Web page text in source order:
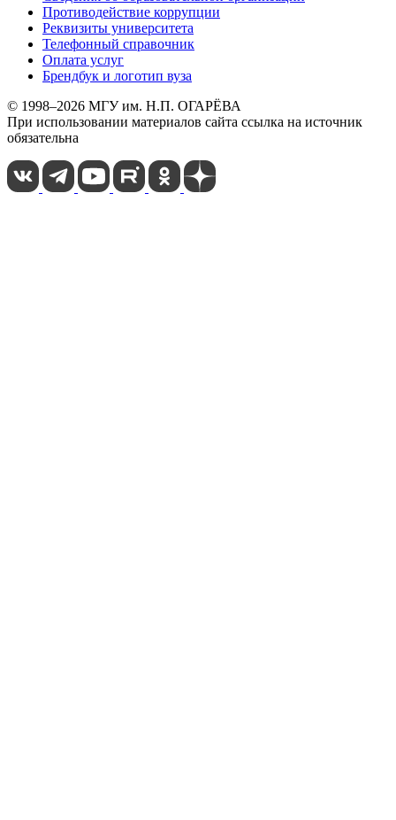
Противодействие коррупции
Реквизиты университета
Телефонный справочник
Оплата услуг
Брендбук и логотип вуза
© 1998–2026 МГУ им. Н.П. ОГАРЁВА
При использовании материалов сайта ссылка на источник
обязательна